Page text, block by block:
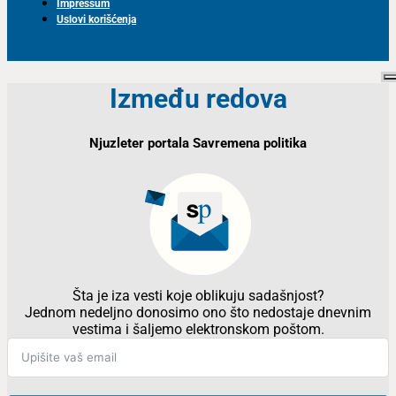
Impressum
Uslovi korišćenja
Između redova
Njuzleter portala Savremena politika
Šta je iza vesti koje oblikuju sadašnjost?
Jednom nedeljno donosimo ono što nedostaje dnevnim
vestima i šaljemo elektronskom poštom.